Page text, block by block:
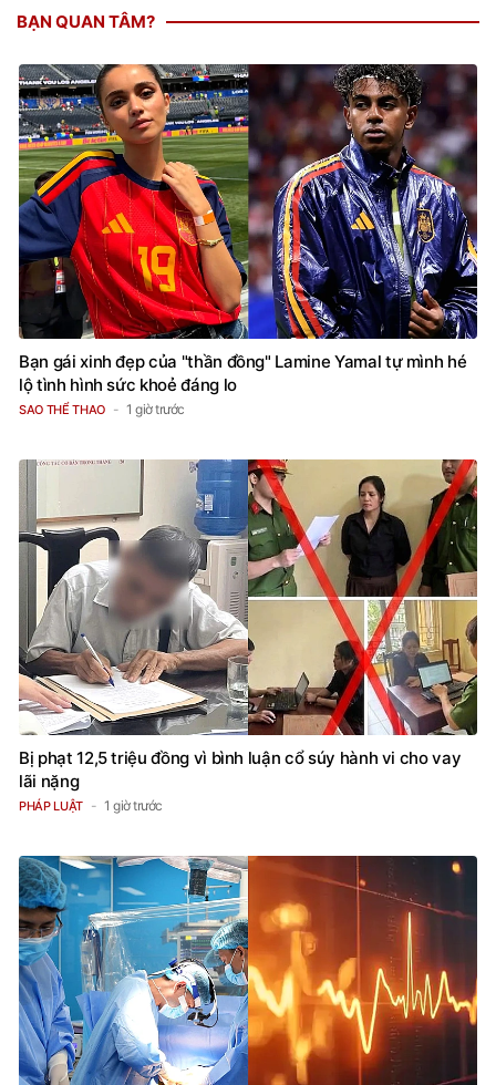
BẠN QUAN TÂM?
Bạn gái xinh đẹp của "thần đồng" Lamine Yamal tự mình hé
lộ tình hình sức khoẻ đáng lo
SAO THỂ THAO 1 giờ trước
Bị phạt 12,5 triệu đồng vì bình luận cổ súy hành vi cho vay
lãi nặng
PHÁP LUẬT 1 giờ trước